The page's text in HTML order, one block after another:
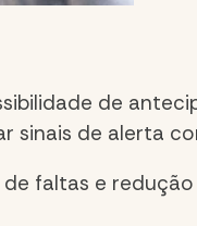
de
sinais de alerta
faltas e